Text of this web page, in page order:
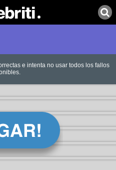
e intenta no usar todos los fallos